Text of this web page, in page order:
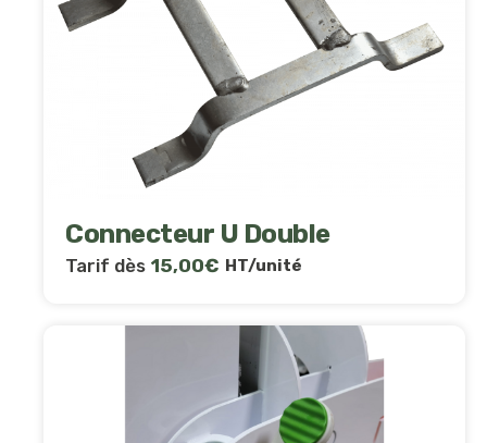
Connecteur U Double
Tarif dès 15,00€ HT/unité